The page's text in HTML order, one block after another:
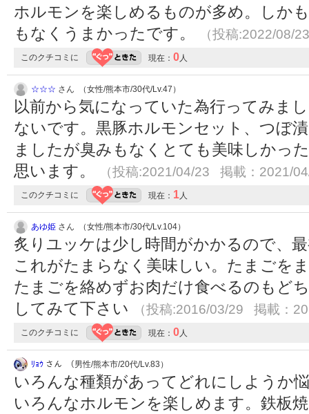
ホルモンを楽しめるものが多め。しか
もなくうまかったです。
（投稿:2022/08/
このクチコミに 現在： 0 人
☆☆☆ さん （女性/熊本市/30代/Lv.47）
以前から気になっていた為行ってみま
ないです。黒豚ホルモンセット、つぼ
ましたが臭みもなくとても美味しかっ
思います。
（投稿:2021/04/23 掲載：2021/
このクチコミに 現在： 1 人
あゆ姫 さん （女性/熊本市/30代/Lv.104）
炙りユッケは少し時間がかかるので、
これがたまらなく美味しい。たまごを
たまごを絡めずお肉だけ食べるのもど
してみて下さい
（投稿:2016/03/29 掲載：
このクチコミに 現在： 0 人
ﾘｮｳ さん （男性/熊本市/20代/Lv.83）
いろんな種類があってどれにしようか
いろんなホルモンを楽しめます。鉄板